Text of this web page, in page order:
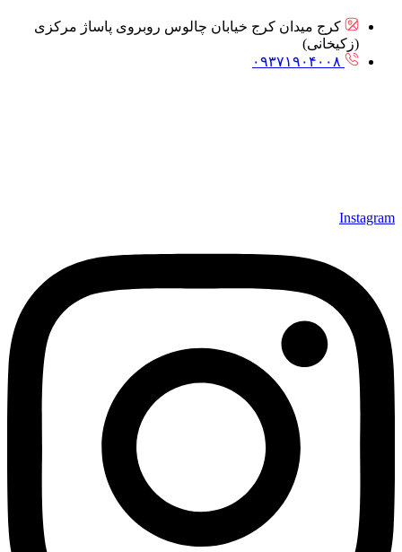
کرج میدان کرج خیابان چالوس روبروی پاساژ مرکزی
(زکیخانی)
۰۹۳۷۱۹۰۴۰۰۸
Instagram